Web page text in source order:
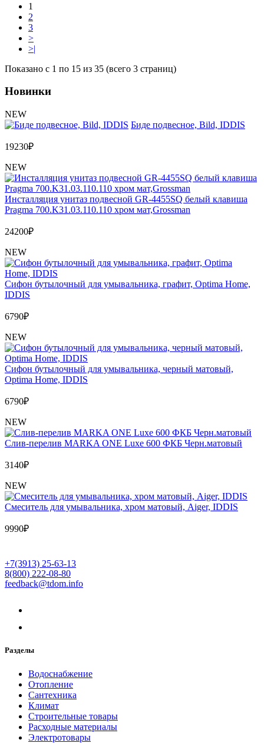
1
2
3
>
>|
Показано с 1 по 15 из 35 (всего 3 страниц)
Новинки
NEW
Биде подвесное, Bild, IDDIS
19230₽
NEW
Инсталляция унитаз подвесной GR-4455SQ белый клавиша
Pragma 700.K31.03.110.110 хром мат,Grossman
24200₽
NEW
Сифон бутылочный для умывальника, графит, Optima Home,
IDDIS
6790₽
NEW
Сифон бутылочный для умывальника, черный матовый,
Optima Home, IDDIS
6790₽
NEW
Слив-перелив MARKA ONE Luxe 600 ФКБ Черн.матовый
3140₽
NEW
Cмеситель для умывальника, хром матовый, Aiger, IDDIS
9990₽
+7(3913) 25-63-13
8(800) 222-08-80
feedback@tdom.info
Разделы
Водоснабжение
Отопление
Сантехника
Климат
Строительные товары
Расходные материалы
Электротовары